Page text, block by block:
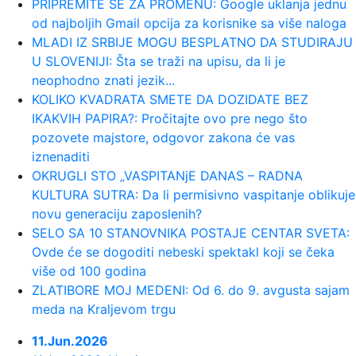
23:54:TEŽAK UDARAC ZA HETAFE PRED
EVROPU: Važan igrač završio sezon...
23:46:Bivši igrač Barselone ide u Los
Anđeles
23:45:Izgubili ste pasoš usred odmora?
Ne paničite: Ovo su koraci koj...
23:40: Svetske DJ zvezde stižu u Sarajevo
na prvi Circus Maximus: Fedde...
23:34:Održana 36. akcija "Crveno-bela
krv": Prikupljeno je ukupno 307 ...
PRIPREMITE SE ZA PROMENU: Google uklanja jednu
od najboljih Gmail opcija za korisnike sa više naloga
MLADI IZ SRBIJE MOGU BESPLATNO DA STUDIRAJU
U SLOVENIJI: Šta se traži na upisu, da li je
neophodno znati jezik...
KOLIKO KVADRATA SMETE DA DOZIDATE BEZ
IKAKVIH PAPIRA?: Pročitajte ovo pre nego što
pozovete majstore, odgovor zakona će vas
iznenaditi
OKRUGLI STO „VASPITANjE DANAS – RADNA
KULTURA SUTRA: Da li permisivno vaspitanje oblikuje
novu generaciju zaposlenih?
SELO SA 10 STANOVNIKA POSTAJE CENTAR SVETA:
Ovde će se dogoditi nebeski spektakl koji se čeka
više od 100 godina
ZLATIBORE MOJ MEDENI: Od 6. do 9. avgusta sajam
meda na Kraljevom trgu
11.Jun.2026